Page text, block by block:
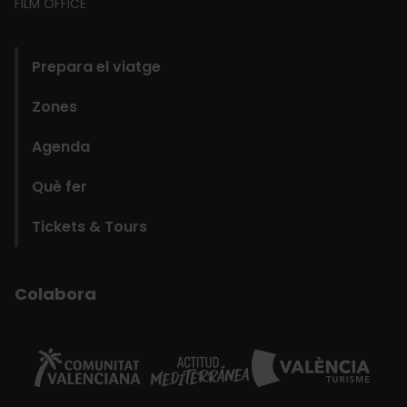
Prepara el viatge
Zones
Agenda
Què fer
Tickets & Tours
Colabora